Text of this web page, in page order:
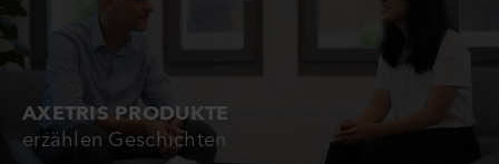
AXETRIS PRODUKTE
erzählen Geschichten